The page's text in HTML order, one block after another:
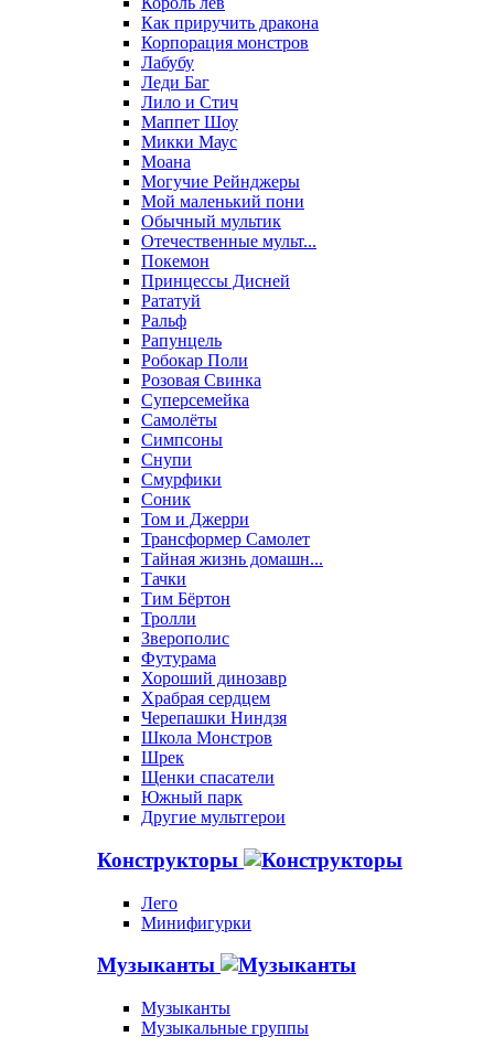
Как приручить дракона
Корпорация монстров
Лабубу
Леди Баг
Лило и Стич
Маппет Шоу
Микки Маус
Моана
Могучие Рейнджеры
Мой маленький пони
Обычный мультик
Отечественные мульт...
Покемон
Принцессы Дисней
Рататуй
Ральф
Рапунцель
Робокар Поли
Розовая Свинка
Суперсемейка
Самолёты
Симпсоны
Снупи
Смурфики
Соник
Том и Джерри
Трансформер Самолет
Тайная жизнь домашн...
Тачки
Тим Бёртон
Тролли
Зверополис
Футурама
Хороший динозавр
Храбрая сердцем
Черепашки Ниндзя
Школа Монстров
Шрек
Щенки спасатели
Южный парк
Другие мультгерои
Конструкторы
Лего
Минифигурки
Музыканты
Музыканты
Музыкальные группы